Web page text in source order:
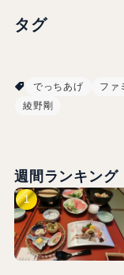
タグ
でっちあげ
ファ
綾野剛
週間ランキング